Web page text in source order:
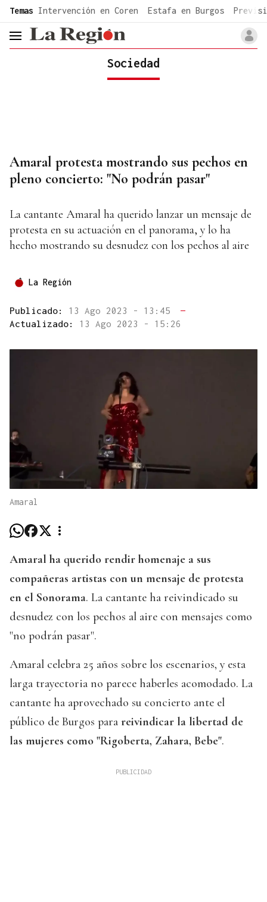
common.go-to-content
Temas Intervención en Coren Estafa en Burgos
header.menu.open
Sociedad
Amaral protesta mostrando sus pechos en
pleno concierto: "No podrán pasar"
La cantante Amaral ha querido lanzar un mensaje de
protesta en su actuación en el panorama, y lo ha
hecho mostrando su desnudez con los pechos al aire
La Región
Publicado: 13 Ago 2023 - 13:45
—
Actualizado: 13 Ago 2023 - 15:26
Amaral
Amaral ha querido rendir homenaje a sus
compañeras artistas con un mensaje de protesta
en el Sonorama. La cantante ha reivindicado su
desnudez con los pechos al aire con mensajes como
"no podrán pasar".
Amaral celebra 25 años sobre los escenarios, y esta
larga trayectoria no parece haberles acomodado. La
cantante ha aprovechado su concierto ante el
público de Burgos para reivindicar la libertad de
las mujeres como "Rigoberta, Zahara, Bebe".